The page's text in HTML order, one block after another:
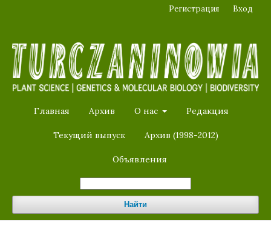
Главная Архив О нас Редакция
Текущий выпуск Архив (1998-2012)
Объявления
Найти
Регистрация Вход